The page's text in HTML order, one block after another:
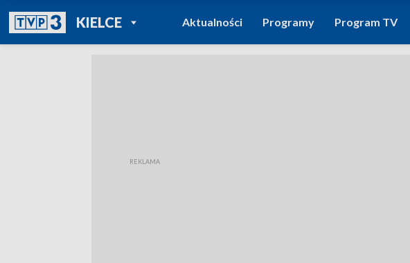
KIELCEPOWRÓT DO
TVP REGIONY
Aktualności Programy Program TV